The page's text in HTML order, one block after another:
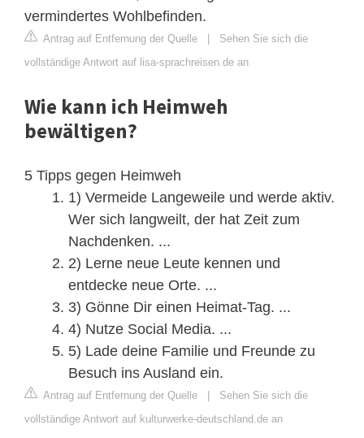
vermindertes Wohlbefinden.
Antrag auf Entfernung der Quelle | Sehen Sie sich die
vollständige Antwort auf lisa-sprachreisen.de an
Wie kann ich Heimweh
bewältigen?
5 Tipps gegen Heimweh
1) Vermeide Langeweile und werde aktiv.
Wer sich langweilt, der hat Zeit zum
Nachdenken. ...
2) Lerne neue Leute kennen und
entdecke neue Orte. ...
3) Gönne Dir einen Heimat-Tag. ...
4) Nutze Social Media. ...
5) Lade deine Familie und Freunde zu
Besuch ins Ausland ein.
Antrag auf Entfernung der Quelle | Sehen Sie sich die
vollständige Antwort auf kulturwerke-deutschland.de an